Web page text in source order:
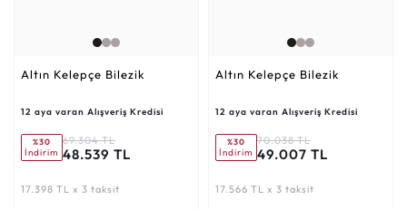
Altın Kelepçe Bilezik
12 aya varan Alışveriş Kredisi
%30
İndirim
69.304 TL
48.539 TL
17.398 TL x 3 taksit
Altın Kelepçe Bilezik
12 aya varan Alışveriş Kredisi
%30
İndirim
70.038 TL
49.007 TL
17.566 TL x 3 taksit